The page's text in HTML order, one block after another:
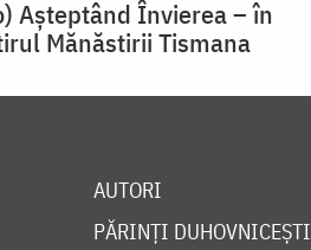
Așteptând Învierea – în
Mănăstirii Tismana
AUTORI
PĂRINȚI DUHOVNICEȘTI